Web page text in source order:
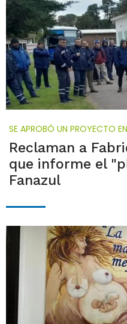
SE APROBÓ UN PROYECTO
Reclaman a
que informe el
Fanazul